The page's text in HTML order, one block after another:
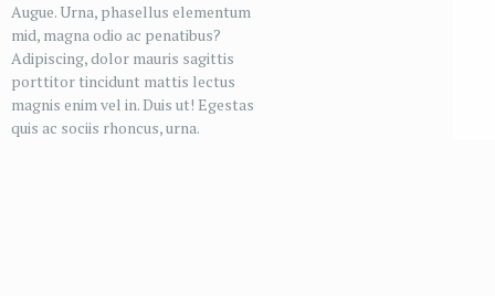
Augue. Urna, phasellus elementum
mid, magna odio ac penatibus?
Adipiscing, dolor mauris sagittis
porttitor tincidunt mattis lectus
magnis enim vel in. Duis ut! Egestas
quis ac sociis rhoncus, urna.